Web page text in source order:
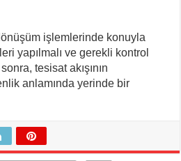
işlemlerinde konuyla
yapılmalı ve gerekli kontrol
tesisat akışının
anlamında yerinde bir